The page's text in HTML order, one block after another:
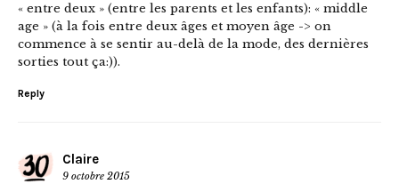
« entre deux » (entre les parents et les enfants): « middle
age » (à la fois entre deux âges et moyen âge -> on
commence à se sentir au-delà de la mode, des dernières
sorties tout ça:)).
Reply
Claire
9 octobre 2015